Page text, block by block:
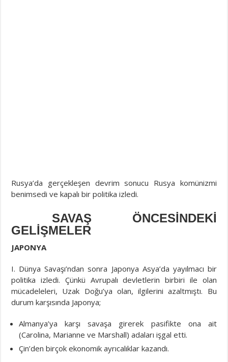
Rusya’da gerçekleşen devrim sonucu Rusya komünizmi
benimsedi ve kapalı bir politika izledi.
SAVAŞ ÖNCESİNDEKİ
GELİŞMELER
JAPONYA
I. Dünya Savaşı’ndan sonra Japonya Asya’da yayılmacı bir
politika izledi. Çünkü Avrupalı devletlerin birbiri ile olan
mücadeleleri, Uzak Doğu’ya olan, ilgilerini azaltmıştı. Bu
durum karşısında Japonya;
Almanya’ya karşı savaşa girerek pasifikte ona ait
(Carolina, Marianne ve Marshall) adaları işgal etti.
Çin’den birçok ekonomik ayrıcalıklar kazandı.